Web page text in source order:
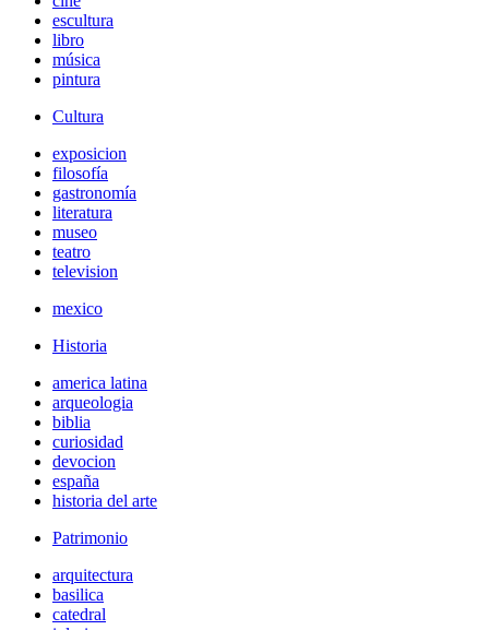
escultura
libro
música
pintura
Cultura
exposicion
filosofía
gastronomía
literatura
museo
teatro
television
mexico
Historia
america latina
arqueologia
biblia
curiosidad
devocion
españa
historia del arte
Patrimonio
arquitectura
basilica
catedral